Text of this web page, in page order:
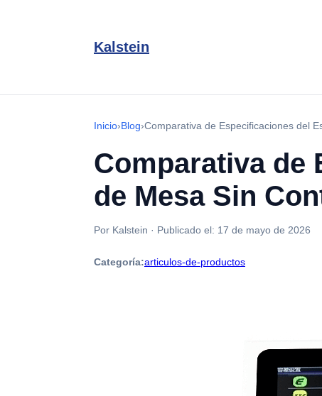
Kalstein
Inicio›Blog›Comparativa de Especificaciones del
Comparativa de
de Mesa Sin
Por Kalstein · Publicado el: 17 de mayo de 2026
Categoría:articulos-de-productos